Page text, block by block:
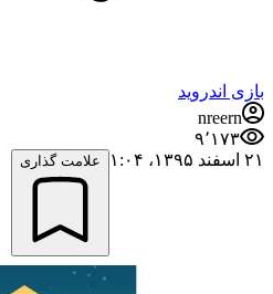
بازی اندروید
nreern
۹٬۱۷۳
۲۱ اسفند ۱۳۹۵،‏ ۱:۰۴
علامت گذاری